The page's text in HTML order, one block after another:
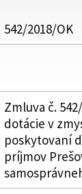
542/2018/OK
Zmluva č.
dotácie v
poskytovaní
príjmov